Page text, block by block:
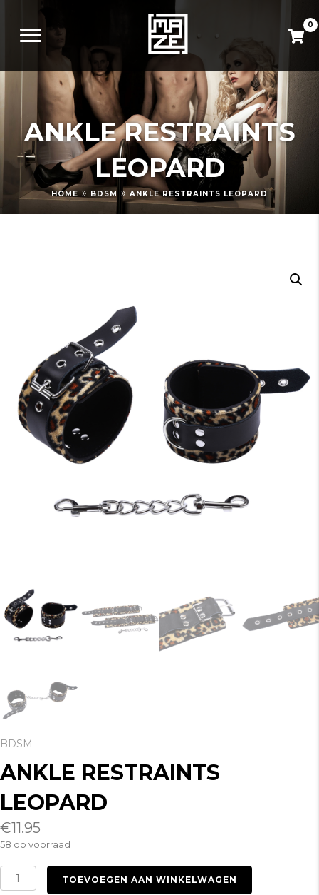
0
ANKLE RESTRAINTS
LEOPARD
HOME » BDSM » ANKLE RESTRAINTS LEOPARD
BDSM
ANKLE RESTRAINTS
LEOPARD
€11.95
58 op voorraad
Ankle
Restraints
TOEVOEGEN AAN WINKELWAGEN